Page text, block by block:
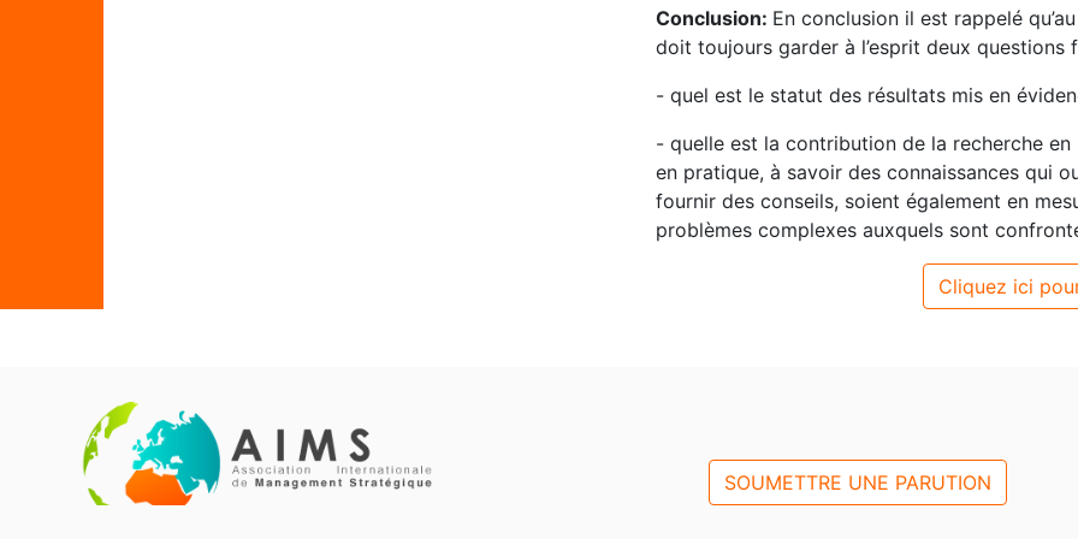
Conclusion: En conclusion il est rappelé
doit toujours garder à l’esprit deux questions
- quel est le statut des résultats mis en
- quelle est la contribution de la recherche
en pratique, à savoir des connaissances qui
fournir des conseils, soient également en
problèmes complexes auxquels sont
Cliquez ici
SOUMETTRE UNE PARUTION